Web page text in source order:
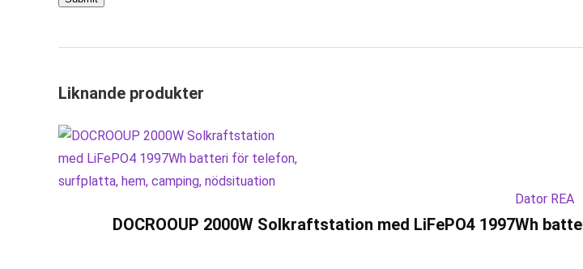
Liknande produkter
Dator REA
DOCROOUP 2000W Solkraftstation med LiFePO4 1997Wh